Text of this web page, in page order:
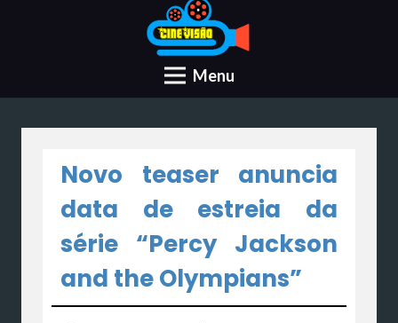
Menu
Novo teaser anuncia
data de estreia da
série “Percy Jackson
and the Olympians”